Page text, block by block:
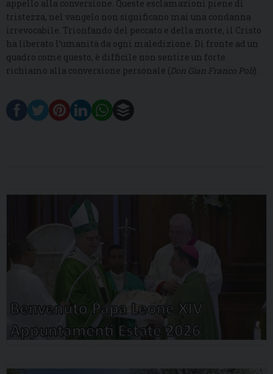
appello alla conversione. Queste esclamazioni piene di
tristezza, nel vangelo non significano mai una condanna
irrevocabile. Trionfando del peccato e della morte, il Cristo
ha liberato l’umanità da ogni maledizione. Di fronte ad un
quadro come questo, è difficile non sentire un forte
richiamo alla conversione personale (Don Gian Franco Poli).